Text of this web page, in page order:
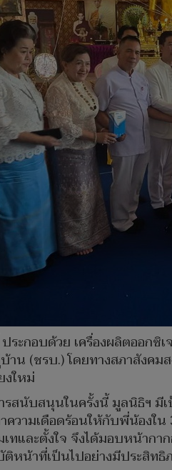
ะกอบด้วย เครื่องผลิตออกซิ
(ชรบ.) โดยทางสภาสังคม
งใหม่
สนับสนุนในครั้งนี้ มูลนิธิฯ มี
วามเดือดร้อนให้กับพี่น้อง
ทและตั้งใจ จึงได้มอบหน้า
หน้าที่เป็นไปอย่างมีประสิทธิ